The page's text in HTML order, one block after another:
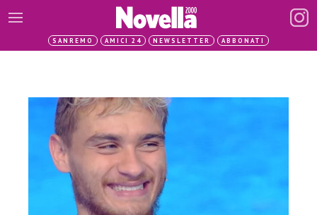
SANREMO AMICI 24 NEWSLETTER ABBONATI